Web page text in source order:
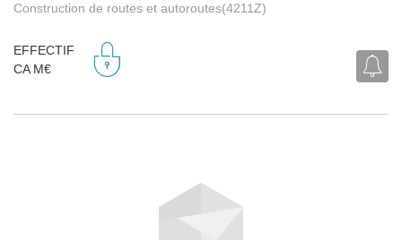
Construction de routes et autoroutes(4211Z)
EFFECTIF
CA M€